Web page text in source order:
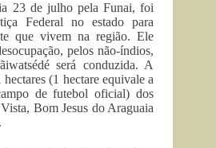
23 de julho pela Funai, foi
Federal no estado para
que vivem na região. Ele
pelos não-índios,
será conduzida. A
(1 hectare equivale a
de futebol oficial) dos
Bom Jesus do Araguaia